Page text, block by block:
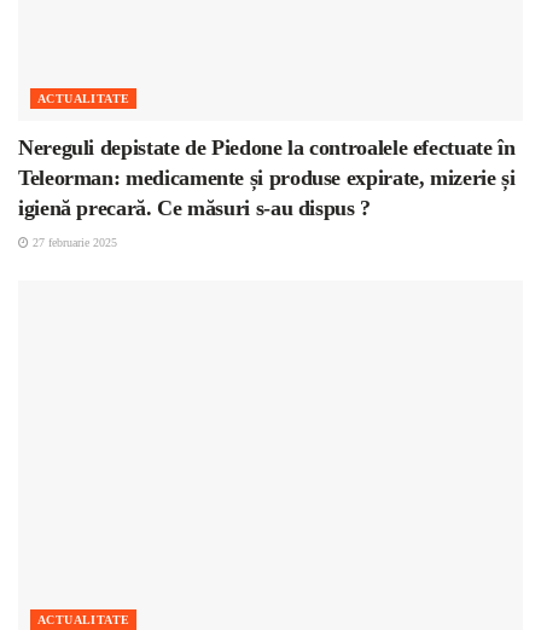
ACTUALITATE
Nereguli depistate de Piedone la controalele efectuate în
Teleorman: medicamente și produse expirate, mizerie și
igienă precară. Ce măsuri s-au dispus ?
27 februarie 2025
ACTUALITATE